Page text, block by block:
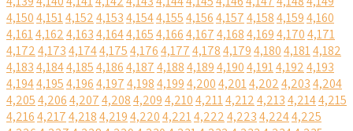
4,1504,1514,1524,1534,1544,1554,1564,1574,1584,1594,160
4,1614,1624,1634,1644,1654,1664,1674,1684,1694,1704,171
4,1724,1734,1744,1754,1764,1774,1784,1794,1804,1814,182
4,1834,1844,1854,1864,1874,1884,1894,1904,1914,1924,193
4,1944,1954,1964,1974,1984,1994,2004,2014,2024,2034,204
4,2054,2064,2074,2084,2094,2104,2114,2124,2134,2144,215
4,2164,2174,2184,2194,2204,2214,2224,2234,2244,225